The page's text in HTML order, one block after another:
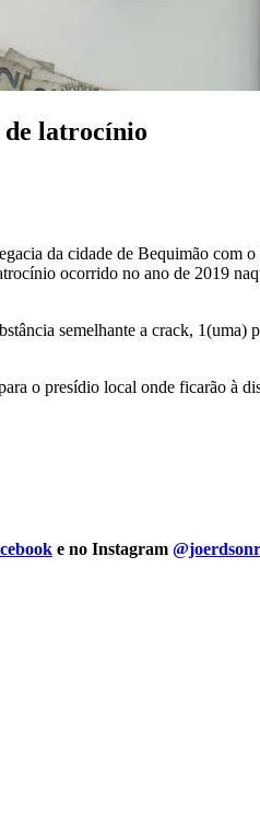
latrocínio
da cidade de Bequimão
ocorrido no ano de 2019
semelhante a crack, 1(uma)
o presídio local onde ficarão à
e no Instagram